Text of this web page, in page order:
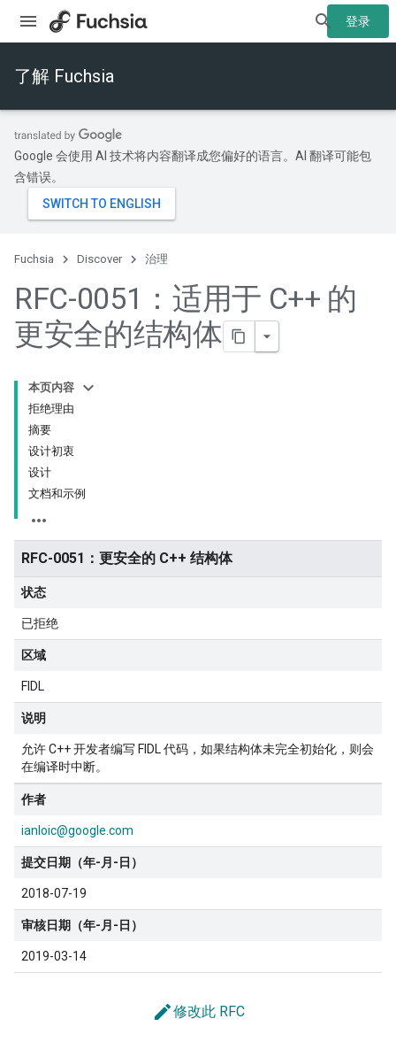
登录
了解 Fuchsia
Google 会使用 AI 技术将内容翻译成您偏好的语言。AI 翻译可能包
含错误。
Fuchsia Discover 治理
RFC-0051：适用于 C++ 的
更安全的结构体
本页内容
拒绝理由
摘要
设计初衷
设计
文档和示例
RFC-0051：更安全的 C++ 结构体
状态
已拒绝
区域
FIDL
说明
允许 C++ 开发者编写 FIDL 代码，如果结构体未完全初始化，则会
在编译时中断。
作者
ianloic@google.com
提交日期（年-月-日）
2018-07-19
审核日期（年-月-日）
2019-03-14
edit修改此 RFC